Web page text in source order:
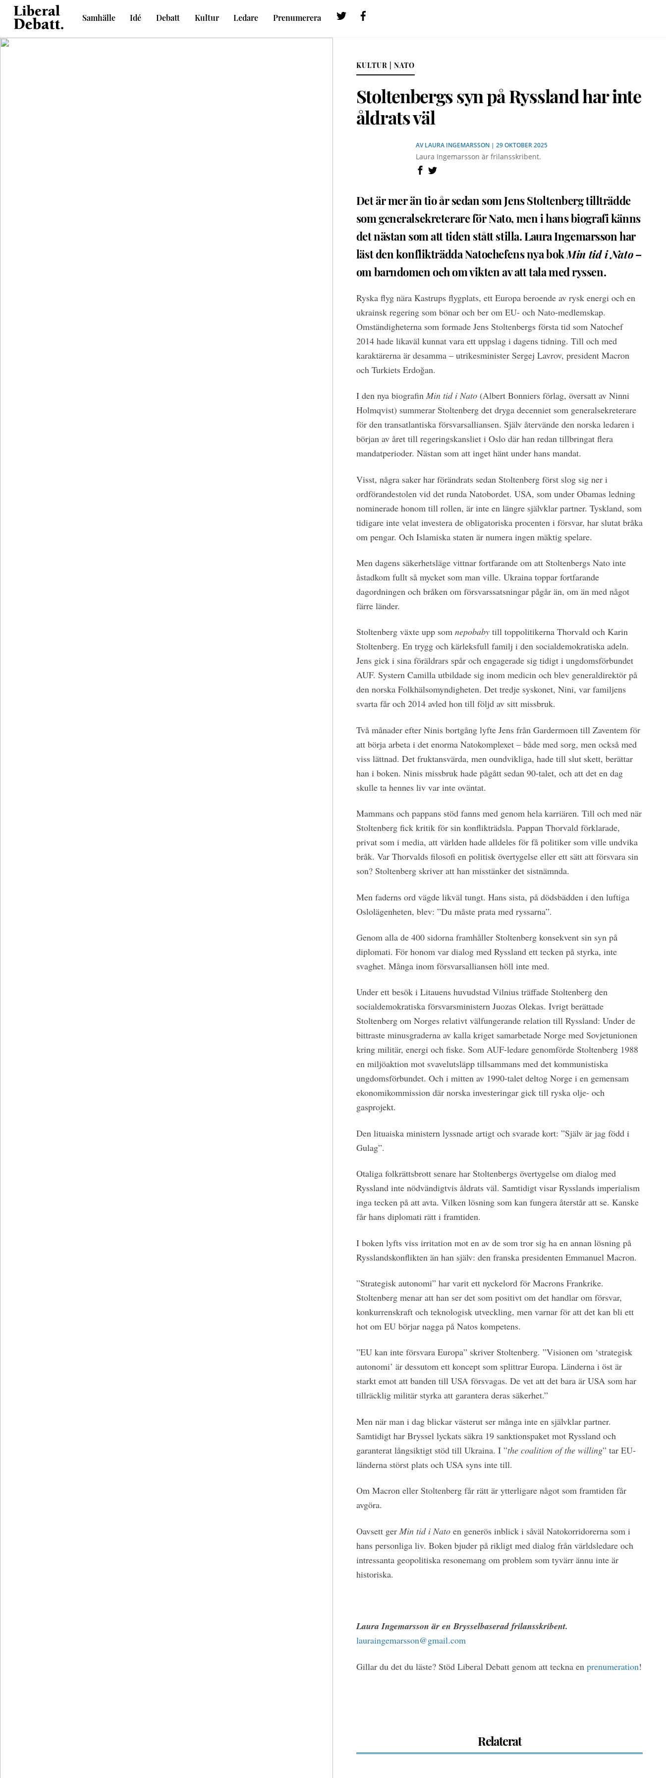
Skip
content
Twitter
Samhälle Idé Debatt Kultur Ledare Prenumerera
KULTUR | NATO
Stoltenbergs syn på Ryssland har inte
åldrats väl
AVLAURA INGEMARSSON| 29 OKTOBER 2025
Laura Ingemarsson är frilansskribent.
Det är mer än tio år sedan som Jens Stoltenberg tillträdde
som generalsekreterare för Nato, men i hans biografi känns
det nästan som att tiden stått stilla. Laura Ingemarsson har
läst den konflikträdda Natochefens nya bokMin tid i Nato–
om barndomen och om vikten av att tala med ryssen.
Ryska flyg nära Kastrups flygplats, ett Europa beroende av rysk energi och en
ukrainsk regering som bönar och ber om EU- och Nato-medlemskap.
Omständigheterna som formade Jens Stoltenbergs första tid som Natochef
2014 hade likaväl kunnat vara ett uppslag i dagens tidning. Till och med
karaktärerna är desamma – utrikesminister Sergej Lavrov, president Macron
och Turkiets Erdoğan.
I den nya biografin Min tid i Nato(Albert Bonniers förlag, översatt av Ninni
Holmqvist) summerar Stoltenberg det dryga decenniet som generalsekreterare
för den transatlantiska försvarsalliansen. Själv återvände den norska ledaren i
början av året till regeringskansliet i Oslo där han redan tillbringat flera
mandatperioder. Nästan som att inget hänt under hans mandat.
Visst, några saker har förändrats sedan Stoltenberg först slog sig ner i
ordförandestolen vid det runda Natobordet. USA, som under Obamas ledning
nominerade honom till rollen, är inte en längre självklar partner. Tyskland, som
tidigare inte velat investera de obligatoriska procenten i försvar, har slutat bråka
om pengar. Och Islamiska staten är numera ingen mäktig spelare.
Men dagens säkerhetsläge vittnar fortfarande om att Stoltenbergs Nato inte
åstadkom fullt så mycket som man ville. Ukraina toppar fortfarande
dagordningen och bråken om försvarssatsningar pågår än, om än med något
färre länder.
Stoltenberg växte upp som nepobabytill toppolitikerna Thorvald och Karin
Stoltenberg. En trygg och kärleksfull familj i den socialdemokratiska adeln.
Jens gick i sina föräldrars spår och engagerade sig tidigt i ungdomsförbundet
AUF. Systern Camilla utbildade sig inom medicin och blev generaldirektör på
den norska Folkhälsomyndigheten. Det tredje syskonet, Nini, var familjens
svarta får och 2014 avled hon till följd av sitt missbruk.
Två månader efter Ninis bortgång lyfte Jens från Gardermoen till Zaventem för
att börja arbeta i det enorma Natokomplexet – både med sorg, men också med
viss lättnad. Det fruktansvärda, men oundvikliga, hade till slut skett, berättar
han i boken. Ninis missbruk hade pågått sedan 90-talet, och att det en dag
skulle ta hennes liv var inte oväntat.
Mammans och pappans stöd fanns med genom hela karriären. Till och med när
Stoltenberg fick kritik för sin konflikträdsla. Pappan Thorvald förklarade,
privat som i media, att världen hade alldeles för få politiker som ville undvika
bråk. Var Thorvalds filosofi en politisk övertygelse eller ett sätt att försvara sin
son? Stoltenberg skriver att han misstänker det sistnämnda.
Men faderns ord vägde likväl tungt. Hans sista, på dödsbädden i den luftiga
Oslolägenheten, blev: ”Du måste prata med ryssarna”.
Genom alla de 400 sidorna framhåller Stoltenberg konsekvent sin syn på
diplomati. För honom var dialog med Ryssland ett tecken på styrka, inte
svaghet. Många inom försvarsalliansen höll inte med.
Under ett besök i Litauens huvudstad Vilnius träffade Stoltenberg den
socialdemokratiska försvarsministern Juozas Olekas. Ivrigt berättade
Stoltenberg om Norges relativt välfungerande relation till Ryssland: Under de
bittraste minusgraderna av kalla kriget samarbetade Norge med Sovjetunionen
kring militär, energi och fiske. Som AUF-ledare genomförde Stoltenberg 1988
en miljöaktion mot svavelutsläpp tillsammans med det kommunistiska
ungdomsförbundet. Och i mitten av 1990-talet deltog Norge i en gemensam
ekonomikommission där norska investeringar gick till ryska olje- och
gasprojekt.
Den lituaiska ministern lyssnade artigt och svarade kort: ”Själv är jag född i
Gulag”.
Otaliga folkrättsbrott senare har Stoltenbergs övertygelse om dialog med
Ryssland inte nödvändigtvis åldrats väl. Samtidigt visar Rysslands imperialism
inga tecken på att avta. Vilken lösning som kan fungera återstår att se. Kanske
får hans diplomati rätt i framtiden.
I boken lyfts viss irritation mot en av de som tror sig ha en annan lösning på
Rysslandskonflikten än han själv: den franska presidenten Emmanuel Macron.
”Strategisk autonomi” har varit ett nyckelord för Macrons Frankrike.
Stoltenberg menar att han ser det som positivt om det handlar om försvar,
konkurrenskraft och teknologisk utveckling, men varnar för att det kan bli ett
hot om EU börjar nagga på Natos kompetens.
”EU kan inte försvara Europa” skriver Stoltenberg. ”Visionen om ‘strategisk
autonomi’ är dessutom ett koncept som splittrar Europa. Länderna i öst är
starkt emot att banden till USA försvagas. De vet att det bara är USA som har
tillräcklig militär styrka att garantera deras säkerhet.”
Men när man i dag blickar västerut ser många inte en självklar partner.
Samtidigt har Bryssel lyckats säkra 19 sanktionspaket mot Ryssland och
garanterat långsiktigt stöd till Ukraina. I ”the coalition of the willing” tar EU-
länderna störst plats och USA syns inte till.
Om Macron eller Stoltenberg får rätt är ytterligare något som framtiden får
avgöra.
Oavsett ger Min tid i Natoen generös inblick i såväl Natokorridorerna som i
hans personliga liv. Boken bjuder på rikligt med dialog från världsledare och
intressanta geopolitiska resonemang om problem som tyvärr ännu inte är
historiska.
Laura Ingemarsson är en Brysselbaserad frilansskribent.
lauraingemarsson@gmail.com
Gillar du det du läste? Stöd Liberal Debatt genom att teckna en prenumeration!
Relaterat